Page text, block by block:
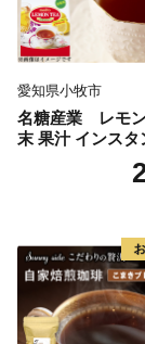
愛知県小牧市
名糖産業 レモ
末 果汁 インスタ
タミンC 袋 ロン
末飲料 粉末茶